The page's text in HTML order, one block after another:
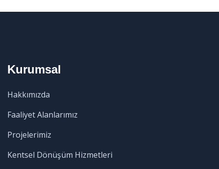
Kurumsal
Hakkımızda
Faaliyet Alanlarımız
Projelerimiz
Kentsel Dönüşüm Hizmetleri